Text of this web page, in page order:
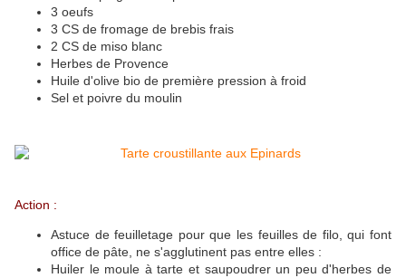
3 oeufs
3 CS de fromage de brebis frais
2 CS de miso blanc
Herbes de Provence
Huile d'olive bio de première pression à froid
Sel et poivre du moulin
Action :
Astuce de feuilletage pour que les feuilles de filo, qui font
office de pâte, ne s'agglutinent pas entre elles :
Huiler le moule à tarte et saupoudrer un peu d'herbes de